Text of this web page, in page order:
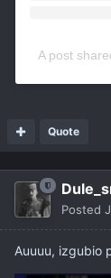
A post
Quote
Posted
Auuuu, izgubio